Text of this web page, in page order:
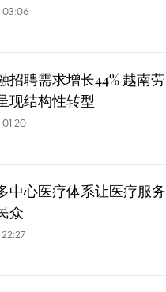
招聘需求增长44% 越南劳
现结构性转型
中心医疗体系让医疗服务
众